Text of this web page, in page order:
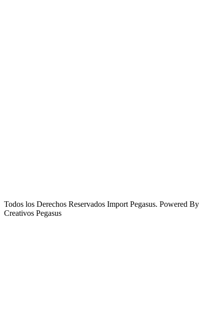
Todos los Derechos Reservados Import Pegasus. Powered By
Creativos Pegasus